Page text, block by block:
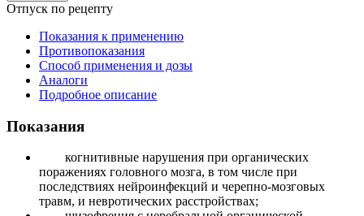
Отпуск по рецепту
Показания к применению
Противопоказания
Способ применения и дозы
Аналоги
Подробное описание
Показания
когнитивные нарушения при органических
поражениях головного мозга, в том числе при
последствиях нейроинфекций и черепно-мозговых
травм, и невротических расстройствах;